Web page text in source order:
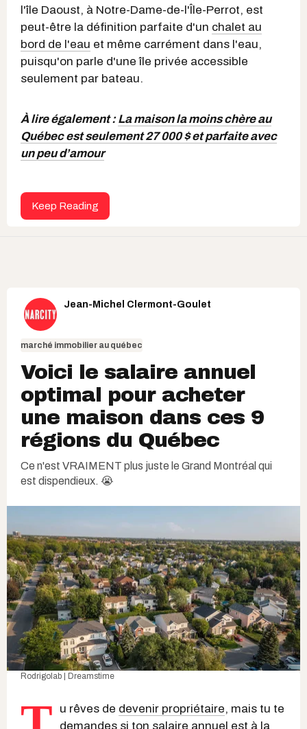
l'île Daoust, à Notre-Dame-de-l'Île-Perrot, est
peut-être la définition parfaite d'un chalet au
bord de l'eau et même carrément dans l'eau,
puisqu'on parle d'une île privée accessible
seulement par bateau.
À lire également :La maison la moins chère au
Québec est seulement 27 000 $ et parfaite avec
un peu d’amour
Keep Reading
Jean-Michel Clermont-Goulet
marché immobilier au québec
Voici le salaire annuel
optimal pour acheter
une maison dans ces 9
régions du Québec
Ce n'est VRAIMENT plus juste le Grand Montréal qui
est dispendieux. 😭
Rodrigolab | Dreamstime
u rêves de devenir propriétaire, mais tu te
demandes si ton salaire annuel est à la